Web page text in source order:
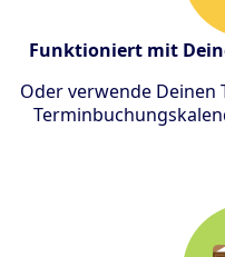
Funktioniert mit
Oder verwende Deinen